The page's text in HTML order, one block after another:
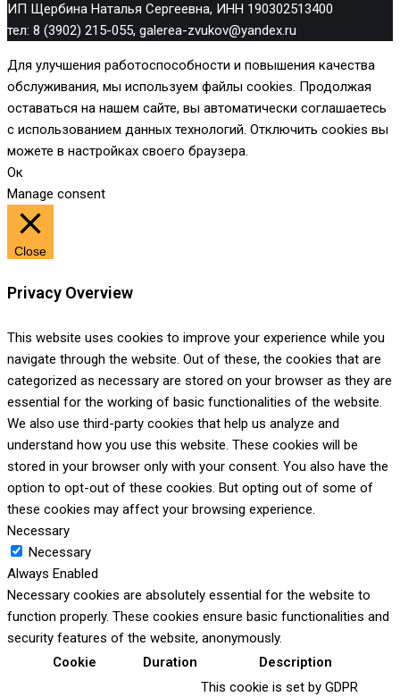
ИП Щербина Наталья Сергеевна, ИНН 190302513400
тел: 8 (3902) 215-055, galerea-zvukov@yandex.ru
Для улучшения работоспособности и повышения качества
обслуживания, мы используем файлы cookies. Продолжая
оставаться на нашем сайте, вы автоматически соглашаетесь
с использованием данных технологий. Отключить cookies вы
можете в настройках своего браузера.
Ок
Manage consent
Close
Privacy Overview
This website uses cookies to improve your experience while you
navigate through the website. Out of these, the cookies that are
categorized as necessary are stored on your browser as they are
essential for the working of basic functionalities of the website.
We also use third-party cookies that help us analyze and
understand how you use this website. These cookies will be
stored in your browser only with your consent. You also have the
option to opt-out of these cookies. But opting out of some of
these cookies may affect your browsing experience.
Necessary
Necessary
Always Enabled
Necessary cookies are absolutely essential for the website to
function properly. These cookies ensure basic functionalities and
security features of the website, anonymously.
Cookie
Duration Description
This cookie is set by GDPR